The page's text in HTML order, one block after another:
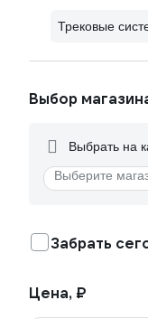
Трековые
Выбор
Выбрать на
Выберите
Забрать
Цена, ₽